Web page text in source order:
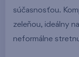
súčasnosťou.
zeleňou, ideálny
neformálne